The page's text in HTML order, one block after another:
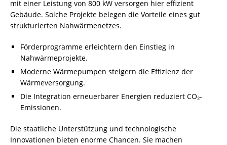
mit einer Leistung von 800 kW versorgen hier effizient
Gebäude. Solche Projekte belegen die Vorteile eines gut
strukturierten Nahwärmenetzes.
Förderprogramme erleichtern den Einstieg in
Nahwärmeprojekte.
Moderne Wärmepumpen steigern die Effizienz der
Wärmeversorgung.
Die Integration erneuerbarer Energien reduziert CO₂-
Emissionen.
Die staatliche Unterstützung und technologische
Innovationen bieten enorme Chancen. Sie machen